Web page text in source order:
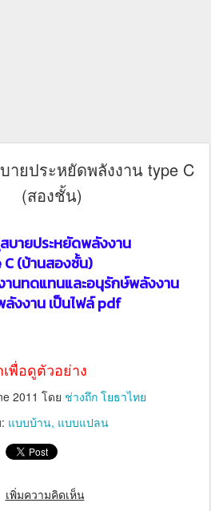
ยประหยัดพลังงาน type C
(สองชั้น)
บายประหยัดพลังงาน
(บ้านสองชั้น)
นทดแทนและอนุรักษ์พลังงาน
ลังงาน เป็นไฟล์ pdf
พื่อดูตัวอย่าง
2011 โดย ช่างถึก โยธาไทย
แบบบ้าน แบบแปลน
เพิ่มความคิดเห็น